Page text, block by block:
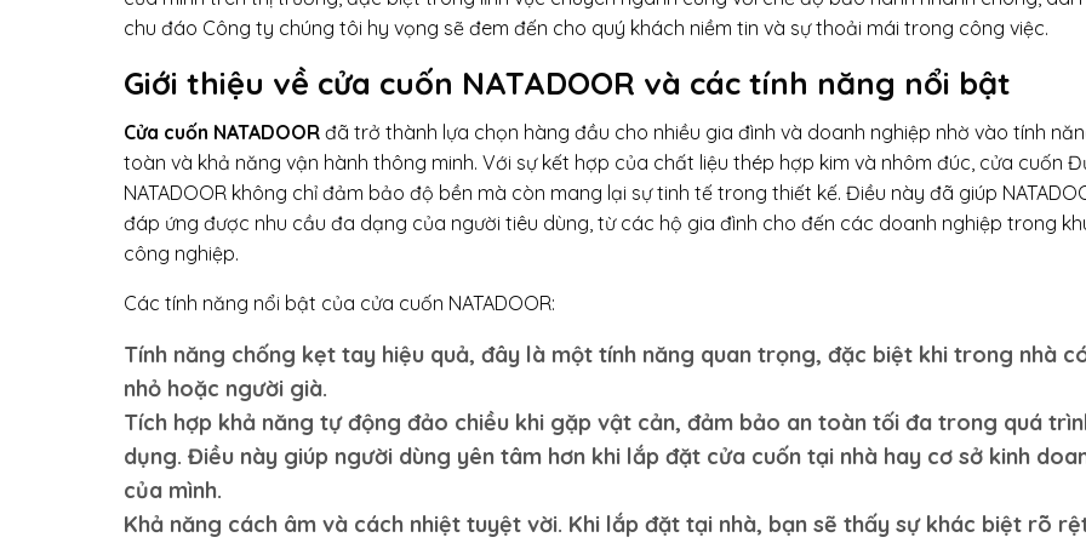
chu đáo Công ty chúng tôi hy vọng sẽ đem đến cho quý khách niềm tin và sự thoải mái trong công việc.
Giới thiệu về cửa cuốn NATADOOR và các tính năng nổi bật
Cửa cuốn NATADOOR đã trở thành lựa chọn hàng đầu cho nhiều gia đình và doanh nghiệp nhờ vào tính
toàn và khả năng vận hành thông minh. Với sự kết hợp của chất liệu thép hợp kim và nhôm đúc, cửa cuốn
NATADOOR không chỉ đảm bảo độ bền mà còn mang lại sự tinh tế trong thiết kế. Điều này đã giúp
đáp ứng được nhu cầu đa dạng của người tiêu dùng, từ các hộ gia đình cho đến các doanh nghiệp trong
công nghiệp.
Các tính năng nổi bật của cửa cuốn NATADOOR:
Tính năng chống kẹt tay hiệu quả, đây là một tính năng quan trọng, đặc biệt khi trong nhà
nhỏ hoặc người già.
Tích hợp khả năng tự động đảo chiều khi gặp vật cản, đảm bảo an toàn tối đa trong quá
dụng. Điều này giúp người dùng yên tâm hơn khi lắp đặt cửa cuốn tại nhà hay cơ sở kinh
của mình.
Khả năng cách âm và cách nhiệt tuyệt vời. Khi lắp đặt tại nhà, bạn sẽ thấy sự khác biệt rõ